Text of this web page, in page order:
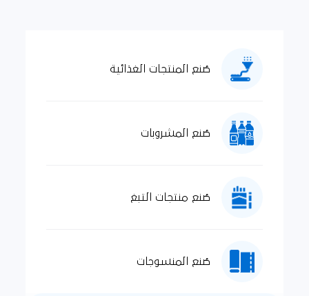
صُنع المنتجات الغذائية
صُنع المشروبات
صُنع منتجات التبغ
صُنع المنسوجات